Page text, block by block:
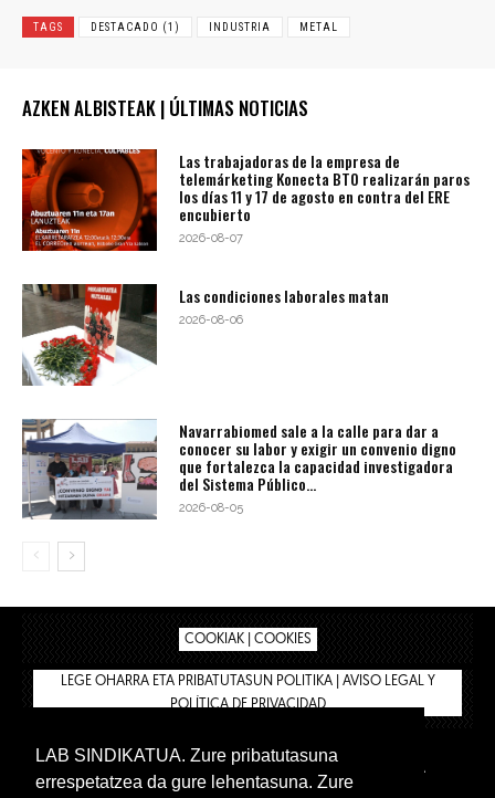
TAGS DESTACADO (1) INDUSTRIA METAL
AZKEN ALBISTEAK | ÚLTIMAS NOTICIAS
Las trabajadoras de la empresa de
telemárketing Konecta BTO realizarán paros
los días 11 y 17 de agosto en contra del ERE
encubierto
2026-08-07
Las condiciones laborales matan
2026-08-06
Navarrabiomed sale a la calle para dar a
conocer su labor y exigir un convenio digno
que fortalezca la capacidad investigadora
del Sistema Público...
2026-08-05
COOKIAK | COOKIES
LEGE OHARRA ETA PRIBATUTASUN POLITIKA | AVISO LEGAL Y
POLÍTICA DE PRIVACIDAD
BIZILAN.EUS
TIENDA
INTRANET 🔑
Euskera Castellano
LAB SINDIKATUA. Zure pribatutasuna
errespetatzea da gure lehentasuna. Zure